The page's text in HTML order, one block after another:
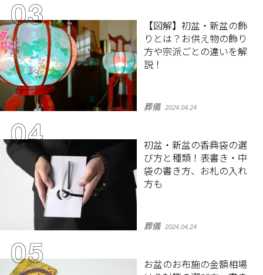
【図解】初盆・新盆の飾
りとは？お供え物の飾り
方や宗派ごとの違いを解
説！
葬儀 2024.04.24
初盆・新盆の香典袋の選
び方と種類！表書き・中
袋の書き方、お札の入れ
方も
葬儀 2024.04.24
お盆のお布施の金額相場